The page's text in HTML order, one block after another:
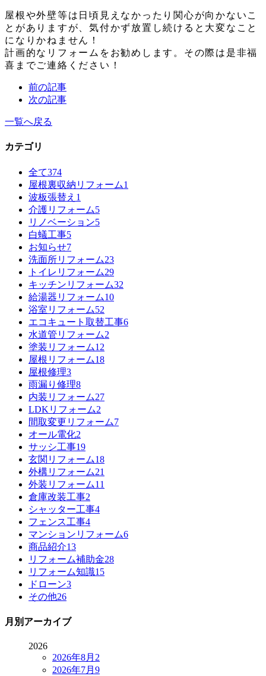
屋根や外壁等は日頃見えなかったり関心が向かないこ
とがありますが、気付かず放置し続けると大変なこと
になりかねません！
計画的なリフォームをお勧めします。その際は是非福
喜までご連絡ください！
前の記事
次の記事
一覧へ戻る
カテゴリ
全て374
屋根裏収納リフォーム1
波板張替え 1
介護リフォーム5
リノベーション5
白蟻工事5
お知らせ7
洗面所リフォーム23
トイレリフォーム29
キッチンリフォーム32
給湯器リフォーム10
浴室リフォーム52
エコキュート取替工事6
水道管リフォーム2
塗装リフォーム12
屋根リフォーム18
屋根修理3
雨漏り修理8
内装リフォーム27
LDKリフォーム2
間取変更リフォーム7
オール電化2
サッシ工事19
玄関リフォーム18
外構リフォーム21
外装リフォーム11
倉庫改装工事2
シャッター工事4
フェンス工事4
マンションリフォーム6
商品紹介13
リフォーム補助金28
リフォーム知識15
ドローン3
その他26
月別アーカイブ
2026
2026年8月 2
2026年7月 9